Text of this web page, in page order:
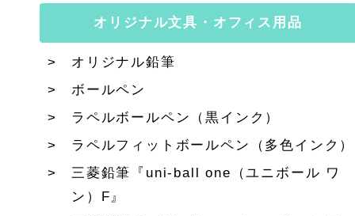
オリジナル文具・オフィス用品
オリジナル鉛筆
ボールペン
ラペルボールペン（黒インク）
ラペルフィットボールペン（多色インク）
三菱鉛筆『uni-ball one（ユニボール ワ
ン）F』